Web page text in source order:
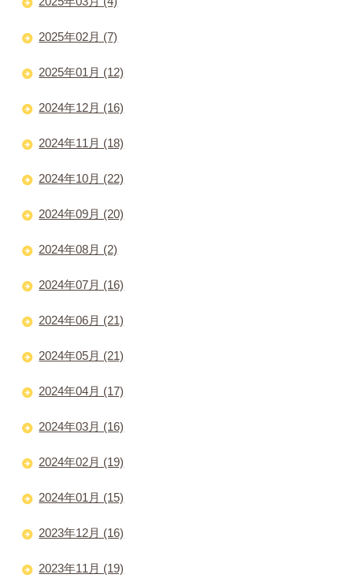
2025年02月 (7)
2025年01月 (12)
2024年12月 (16)
2024年11月 (18)
2024年10月 (22)
2024年09月 (20)
2024年08月 (2)
2024年07月 (16)
2024年06月 (21)
2024年05月 (21)
2024年04月 (17)
2024年03月 (16)
2024年02月 (19)
2024年01月 (15)
2023年12月 (16)
2023年11月 (19)